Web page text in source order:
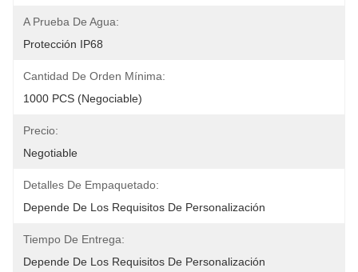
A Prueba De Agua:
Protección IP68
Cantidad De Orden Mínima:
1000 PCS (negociable)
Precio:
Negotiable
Detalles De Empaquetado:
Depende De Los Requisitos De Personalización
Tiempo De Entrega:
Depende De Los Requisitos De Personalización